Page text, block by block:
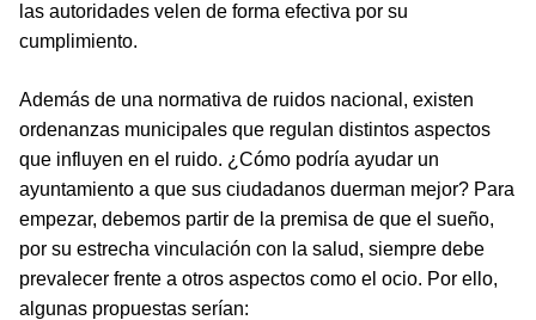
las autoridades velen de forma efectiva por su
cumplimiento.
Además de una normativa de ruidos nacional, existen
ordenanzas municipales que regulan distintos aspectos
que influyen en el ruido. ¿Cómo podría ayudar un
ayuntamiento a que sus ciudadanos duerman mejor? Para
empezar, debemos partir de la premisa de que el sueño,
por su estrecha vinculación con la salud, siempre debe
prevalecer frente a otros aspectos como el ocio. Por ello,
algunas propuestas serían: